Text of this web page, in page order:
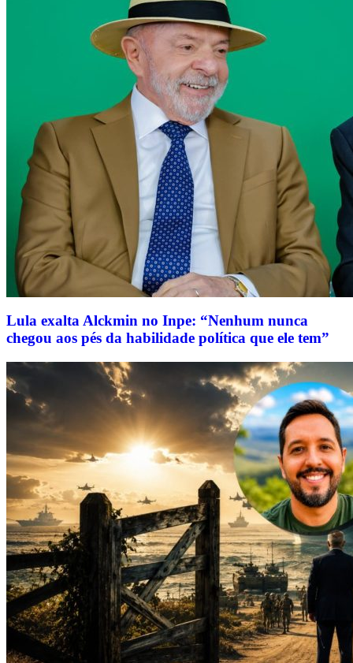
Lula exalta Alckmin no Inpe: “Nenhum nunca
chegou aos pés da habilidade política que ele tem”